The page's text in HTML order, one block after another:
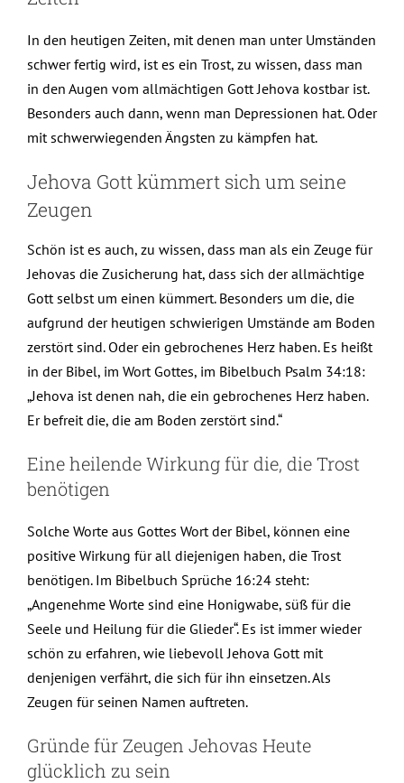
In den heutigen Zeiten, mit denen man unter Umständen
schwer fertig wird, ist es ein Trost, zu wissen, dass man
in den Augen vom allmächtigen Gott Jehova kostbar ist.
Besonders auch dann, wenn man Depressionen hat. Oder
mit schwerwiegenden Ängsten zu kämpfen hat.
Jehova Gott kümmert sich um seine
Zeugen
Schön ist es auch, zu wissen, dass man als ein Zeuge für
Jehovas die Zusicherung hat, dass sich der allmächtige
Gott selbst um einen kümmert. Besonders um die, die
aufgrund der heutigen schwierigen Umstände am Boden
zerstört sind. Oder ein gebrochenes Herz haben. Es heißt
in der Bibel, im Wort Gottes, im Bibelbuch Psalm 34:18:
„Jehova ist denen nah, die ein gebrochenes Herz haben.
Er befreit die, die am Boden zerstört sind.“
Eine heilende Wirkung für die, die Trost
benötigen
Solche Worte aus Gottes Wort der Bibel, können eine
positive Wirkung für all diejenigen haben, die Trost
benötigen. Im Bibelbuch Sprüche 16:24 steht:
„Angenehme Worte sind eine Honigwabe, süß für die
Seele und Heilung für die Glieder“. Es ist immer wieder
schön zu erfahren, wie liebevoll Jehova Gott mit
denjenigen verfährt, die sich für ihn einsetzen. Als
Zeugen für seinen Namen auftreten.
Gründe für Zeugen Jehovas Heute
glücklich zu sein